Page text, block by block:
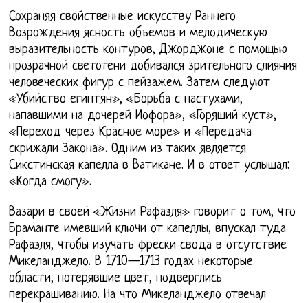
Сохраняя свойственные искусству Раннего
Возрождения ясность объемов и мелодическую
выразительность контуров, Джорджоне с помощью
прозрачной светотени добивался зрительного слияния
человеческих фигур с пейзажем. Затем следуют
«Убийство египтян», «Борьба с пастухами,
напавшими на дочерей Иофора», «Горящий куст»,
«Переход через Красное море» и «Передача
скрижали Закона». Одним из таких является
Сикстинская капелла в Ватикане. И в ответ услышал:
«Когда смогу».
Вазари в своей «Жизни Рафаэля» говорит о том, что
Браманте имевший ключи от капеллы, впускал туда
Рафаэля, чтобы изучать фрески свода в отсутствие
Микеланджело. В 1710—1713 годах некоторые
области, потерявшие цвет, подверглись
перекрашиванию. На что Микеланджело отвечал